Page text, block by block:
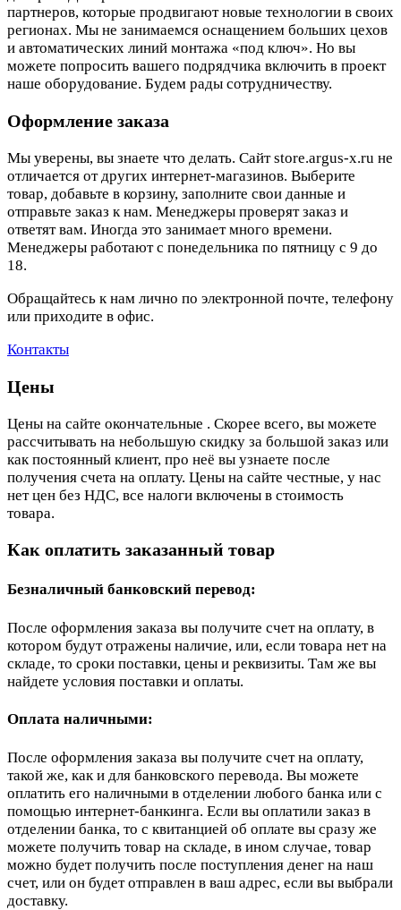
партнеров, которые продвигают новые технологии в своих
регионах. Мы не занимаемся оснащением больших цехов
и автоматических линий монтажа «под ключ». Но вы
можете попросить вашего подрядчика включить в проект
наше оборудование. Будем рады сотрудничеству.
Оформление заказа
Мы уверены, вы знаете что делать. Сайт store.argus-x.ru не
отличается от других интернет-магазинов. Выберите
товар, добавьте в корзину, заполните свои данные и
отправьте заказ к нам. Менеджеры проверят заказ и
ответят вам. Иногда это занимает много времени.
Менеджеры работают с понедельника по пятницу с 9 до
18.
Обращайтесь к нам лично по электронной почте, телефону
или приходите в офис.
Контакты
Цены
Цены на сайте окончательные . Скорее всего, вы можете
рассчитывать на небольшую скидку за большой заказ или
как постоянный клиент, про неё вы узнаете после
получения счета на оплату. Цены на сайте честные, у нас
нет цен без НДС, все налоги включены в стоимость
товара.
Как оплатить заказанный товар
Безналичный банковский перевод:
После оформления заказа вы получите счет на оплату, в
котором будут отражены наличие, или, если товара нет на
складе, то сроки поставки, цены и реквизиты. Там же вы
найдете условия поставки и оплаты.
Оплата наличными:
После оформления заказа вы получите счет на оплату,
такой же, как и для банковского перевода. Вы можете
оплатить его наличными в отделении любого банка или с
помощью интернет-банкинга. Если вы оплатили заказ в
отделении банка, то с квитанцией об оплате вы сразу же
можете получить товар на складе, в ином случае, товар
можно будет получить после поступления денег на наш
счет, или он будет отправлен в ваш адрес, если вы выбрали
доставку.